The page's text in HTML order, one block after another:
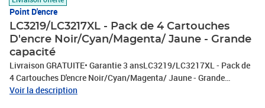
Point D'encre
LC3219/LC3217XL - Pack de 4 Cartouches
D'encre Noir/Cyan/Magenta/ Jaune - Grande
capacité
Livraison GRATUITE• Garantie 3 ansLC3219/LC3217XL - Pack de
4 Cartouches D'encre Noir/Cyan/Magenta/ Jaune - Grande
capacité de Marque Française POINT D'ENCRE Pour imprimante
Voir la description